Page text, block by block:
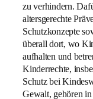
zu verhindern.
altersgerechte
Schutzkonzepte
überall dort, wo
aufhalten und
Kinderrechte,
Schutz bei
Gewalt, gehören